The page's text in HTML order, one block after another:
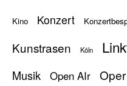
Kino Konzert
Kunstrasen Köln
Musik Open AIr